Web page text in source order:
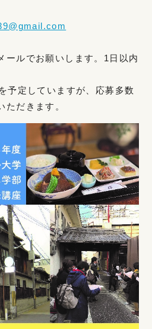
ルでお願いします。1日以内
予定していますが、応募多数
ただきます。